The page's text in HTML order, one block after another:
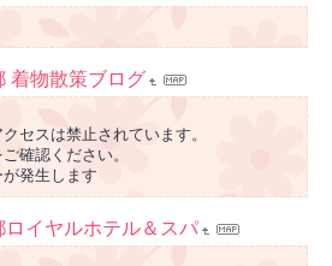
着物散策ブログ
セスは禁止されています。
確認ください。
発生します
ロイヤルホテル＆スパ